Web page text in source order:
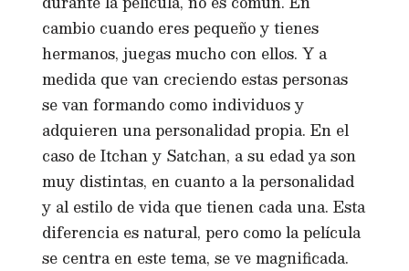
cambio cuando eres pequeño y tienes
hermanos, juegas mucho con ellos. Y a
medida que van creciendo estas personas
se van formando como individuos y
adquieren una personalidad propia. En el
caso de Itchan y Satchan, a su edad ya son
muy distintas, en cuanto a la personalidad
y al estilo de vida que tienen cada una. Esta
diferencia es natural, pero como la película
se centra en este tema, se ve magnificada.